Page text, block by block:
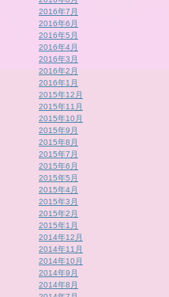
2016年7月
2016年6月
2016年5月
2016年4月
2016年3月
2016年2月
2016年1月
2015年12月
2015年11月
2015年10月
2015年9月
2015年8月
2015年7月
2015年6月
2015年5月
2015年4月
2015年3月
2015年2月
2015年1月
2014年12月
2014年11月
2014年10月
2014年9月
2014年8月